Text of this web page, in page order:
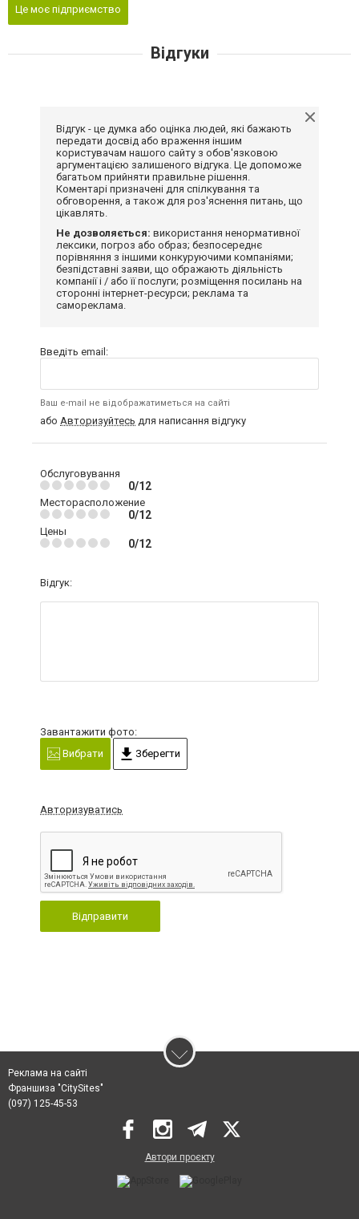
Це моє підприємство
Відгуки
Відгук - це думка або оцінка людей, які бажають
передати досвід або враження іншим
користувачам нашого сайту з обов'язковою
аргументацією залишеного відгука. Це допоможе
багатьом прийняти правильне рішення.
Коментарі призначені для спілкування та
обговорення, а також для роз'яснення питань, що
цікавлять.
Не дозволяється: використання ненормативної
лексики, погроз або образ; безпосереднє
порівняння з іншими конкуруючими компаніями;
безпідставні заяви, що ображають діяльність
компанії і / або її послуги; розміщення посилань на
сторонні інтернет-ресурси; реклама та
самореклама.
Введіть email:
Ваш e-mail не відображатиметься на сайті
або Авторизуйтесь для написання відгуку
Обслуговування
0/12
Месторасположение
0/12
Цены
0/12
Відгук:
Завантажити фото:
Вибрати
Зберегти
Авторизуватись
Відправити
Реклама на сайті
Франшиза "CitySites"
(097) 125-45-53
Автори проєкту